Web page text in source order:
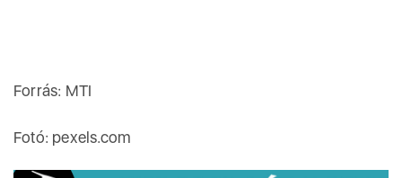
Forrás: MTI
Fotó: pexels.com